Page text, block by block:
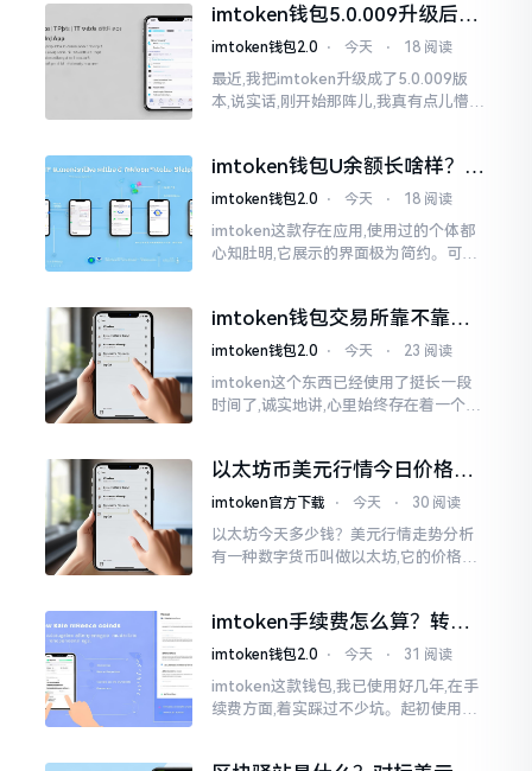
imtoken钱包5.0.009升级后咋
用？老用户实测分享
imtoken钱包2.0 ⋅ 今天 ⋅ 18 阅读
最近,我把imtoken升级成了5.0.009版
本,说实话,刚开始那阵儿,我真有点儿懵,
imtoken钱包U余额长啥样？截
图这样看
imtoken钱包2.0 ⋅ 今天 ⋅ 18 阅读
imtoken这款存在应用,使用过的个体都
心知肚明,它展示的界面极为简约。可是,
imtoken钱包交易所靠不靠
谱？老玩家说说心里话
imtoken钱包2.0 ⋅ 今天 ⋅ 23 阅读
imtoken这个东西已经使用了挺长一段
时间了,诚实地讲,心里始终存在着一个疙
这个事情
以太坊币美元行情今日价格走
势分析，散户如何避免追涨杀
imtoken官方下载 ⋅ 今天 ⋅ 30 阅读
以太坊今天多少钱？美元行情走势分析
有一种数字货币叫做以太坊,它的价格走
率出现的一点点波动
imtoken手续费怎么算？转账
和交易所差别大了
imtoken钱包2.0 ⋅ 今天 ⋅ 31 阅读
imtoken这款钱包,我已使用好几年,在手
续费方面,着实踩过不少坑。起初使用时,